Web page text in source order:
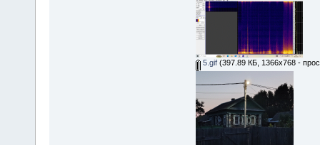
5.gif(397.89 КБ, 1366x768 -